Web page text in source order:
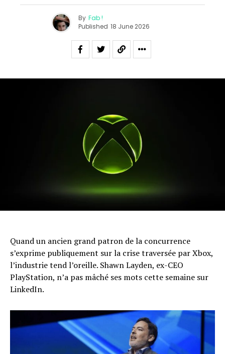
By Fab !
Published 18 June 2026
Quand un ancien grand patron de la concurrence
s’exprime publiquement sur la crise traversée par Xbox,
l’industrie tend l’oreille. Shawn Layden, ex-CEO
PlayStation, n’a pas mâché ses mots cette semaine sur
LinkedIn.